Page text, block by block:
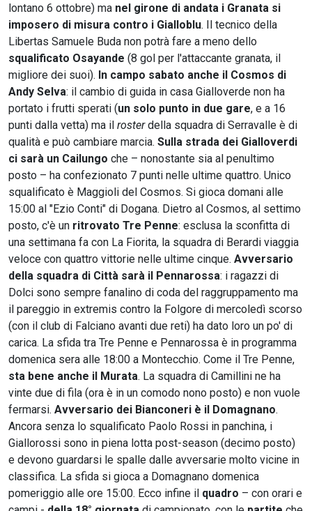
lontano 6 ottobre) ma nel girone di andata i Granata si
imposero di misura contro i Gialloblu. Il tecnico della
Libertas Samuele Buda non potrà fare a meno dello
squalificato Osayande (8 gol per l'attaccante granata, il
migliore dei suoi). In campo sabato anche il Cosmos di
Andy Selva: il cambio di guida in casa Gialloverde non ha
portato i frutti sperati (un solo punto in due gare, e a 16
punti dalla vetta) ma il rosterdella squadra di Serravalle è di
qualità e può cambiare marcia. Sulla strada dei Gialloverdi
ci sarà un Cailungo che – nonostante sia al penultimo
posto – ha confezionato 7 punti nelle ultime quattro. Unico
squalificato è Maggioli del Cosmos. Si gioca domani alle
15:00 al "Ezio Conti" di Dogana. Dietro al Cosmos, al settimo
posto, c'è un ritrovato Tre Penne: esclusa la sconfitta di
una settimana fa con La Fiorita, la squadra di Berardi viaggia
veloce con quattro vittorie nelle ultime cinque. Avversario
della squadra di Città sarà il Pennarossa: i ragazzi di
Dolci sono sempre fanalino di coda del raggruppamento ma
il pareggio in extremis contro la Folgore di mercoledì scorso
(con il club di Falciano avanti due reti) ha dato loro un po' di
carica. La sfida tra Tre Penne e Pennarossa è in programma
domenica sera alle 18:00 a Montecchio. Come il Tre Penne,
sta bene anche il Murata. La squadra di Camillini ne ha
vinte due di fila (ora è in un comodo nono posto) e non vuole
fermarsi. Avversario dei Bianconeri è il Domagnano.
Ancora senza lo squalificato Paolo Rossi in panchina, i
Giallorossi sono in piena lotta post-season (decimo posto)
e devono guardarsi le spalle dalle avversarie molto vicine in
classifica. La sfida si gioca a Domagnano domenica
pomeriggio alle ore 15:00. Ecco infine il quadro – con orari e